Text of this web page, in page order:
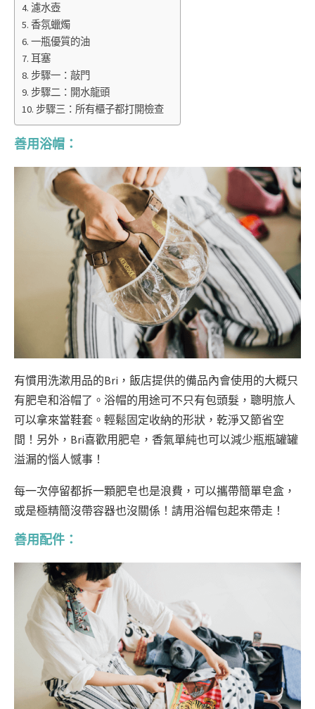
濾水壺
香氛蠟燭
一瓶優質的油
耳塞
步驟一：敲門
步驟二：開水龍頭
步驟三：所有櫃子都打開檢查
善用浴帽：
有慣用洗漱用品的Bri，飯店提供的備品內會使用的大概只
有肥皂和浴帽了。浴帽的用途可不只有包頭髮，聰明旅人
可以拿來當鞋套。輕鬆固定收納的形狀，乾淨又節省空
間！另外，Bri喜歡用肥皂，香氣單純也可以減少瓶瓶罐罐
溢漏的惱人憾事！
每一次停留都拆一顆肥皂也是浪費，可以攜帶簡單皂盒，
或是極精簡沒帶容器也沒關係！請用浴帽包起來帶走！
善用配件：